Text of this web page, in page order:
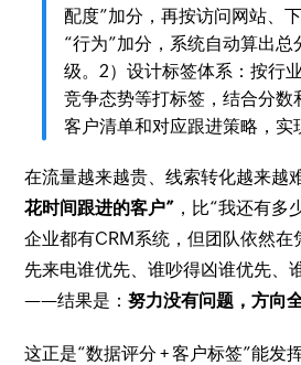
配度”加分，再按访问网站、
“行为”加分，系统自动算出
级。2）设计标签体系：按行
竞争态势等打标签，结合分数
客户清单和对应跟进策略，实
在流量越来越贵、线索转化越来越
花时间跟进的客户” ，比“我还有多
企业都有CRM系统，但团队依然在
先来电谁优先、谁吵得凶谁优先、
——结果是：努力没有问题，方向
这正是“数据评分 + 客户标签”能发